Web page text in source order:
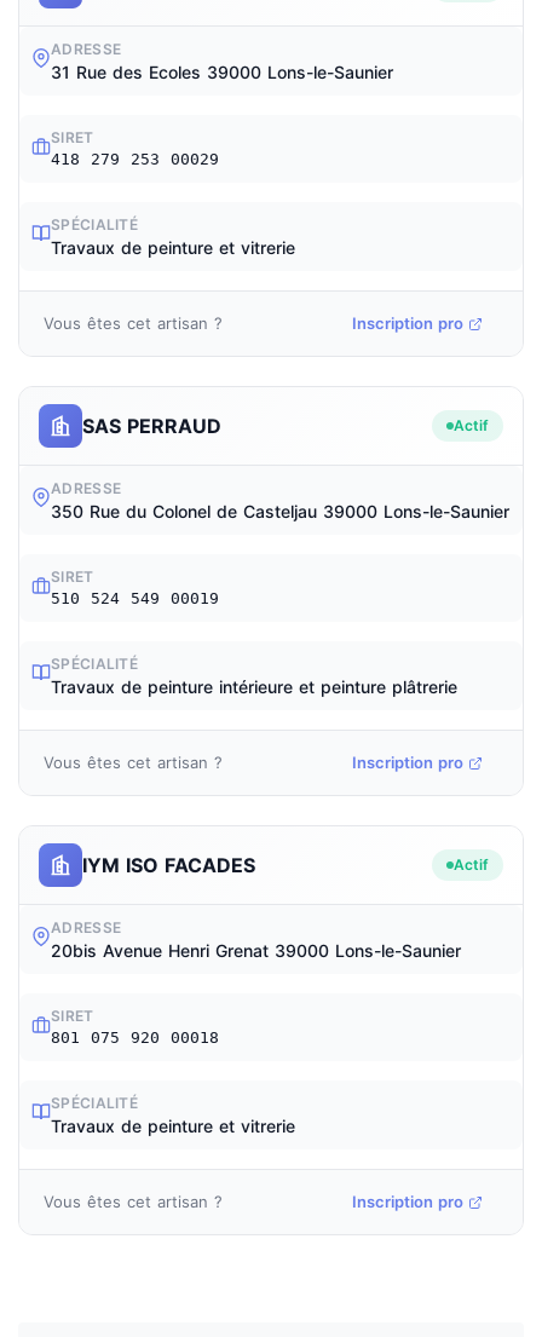
ADRESSE
31 Rue des Ecoles 39000 Lons-le-Saunier
SIRET
418 279 253 00029
SPÉCIALITÉ
Travaux de peinture et vitrerie
Vous êtes cet artisan ? Inscription pro
SAS PERRAUD Actif
ADRESSE
350 Rue du Colonel de Casteljau 39000 Lons-le-Saunier
SIRET
510 524 549 00019
SPÉCIALITÉ
Travaux de peinture intérieure et peinture plâtrerie
Vous êtes cet artisan ? Inscription pro
IYM ISO FACADES Actif
ADRESSE
20bis Avenue Henri Grenat 39000 Lons-le-Saunier
SIRET
801 075 920 00018
SPÉCIALITÉ
Travaux de peinture et vitrerie
Vous êtes cet artisan ? Inscription pro